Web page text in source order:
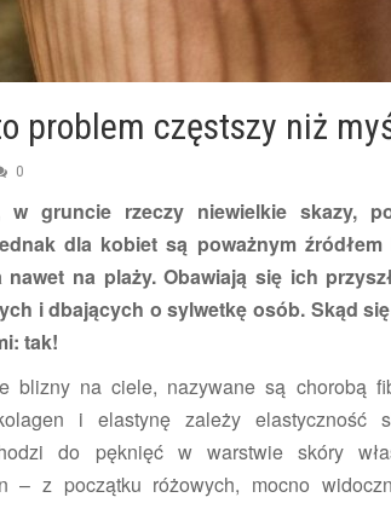
problem częstszy niż
0
w gruncie rzeczy niewielkie skazy,
dla kobiet są poważnym
nawet na plaży. Obawiają się ich
i dbających o sylwetkę osób. Skąd
tak!
blizny na ciele, nazywane są chorobą
i elastynę zależy elastyczność
do pęknięć w warstwie skóry
– z początku różowych, mocno